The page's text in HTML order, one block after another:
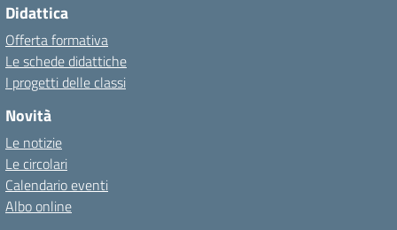
Didattica
Offerta formativa
Le schede didattiche
I progetti delle classi
Novità
Le notizie
Le circolari
Calendario eventi
Albo online